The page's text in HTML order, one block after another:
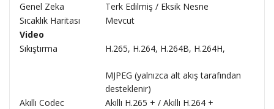
Genel Zeka
Terk Edilmiş / Eksik Nesne
Sıcaklık Haritası
Mevcut
Video
Sıkıştırma
H.265, H.264, H.264B, H.264H,
MJPEG (yalnızca alt akış tarafından
desteklenir)
Akıllı Codec
Akıllı H.265 + / Akıllı H.264 +